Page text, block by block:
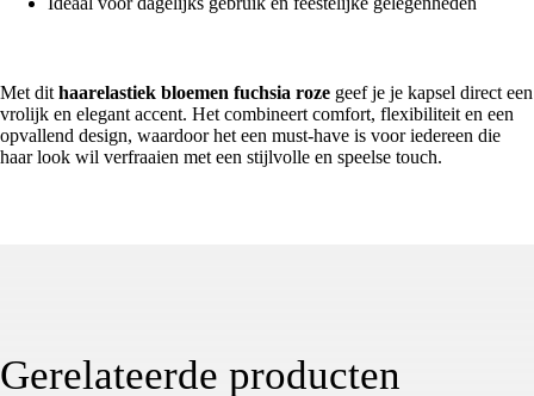
Met dit haarelastiek bloemen fuchsia roze geef je je kapsel direct een
vrolijk en elegant accent. Het combineert comfort, flexibiliteit en een
opvallend design, waardoor het een must-have is voor iedereen die
haar look wil verfraaien met een stijlvolle en speelse touch.
Gerelateerde producten